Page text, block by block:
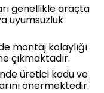
genellikle araçta
uyumsuzluk
montaj kolaylığı
çıkmaktadır.
üretici kodu ve
önermektedir.